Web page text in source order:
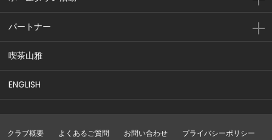
パートナー
喫茶山雅
ENGLISH
クラブ概要 よくあるご質問 お問い合わせ プライバシーポリシー